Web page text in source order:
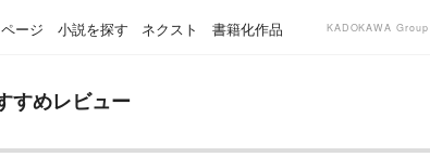
ージ 小説を探す ネクスト 書籍化作品 KADOKAWA Group
すめレビュー